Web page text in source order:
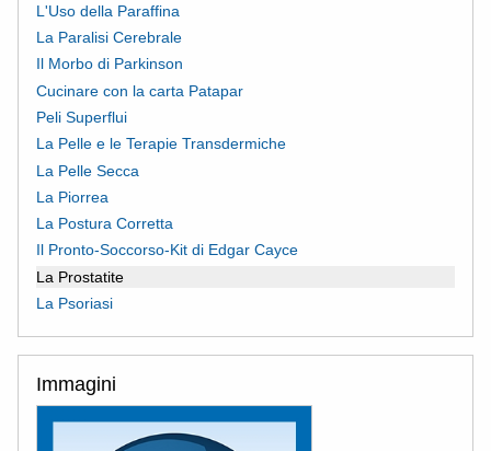
L'Uso della Paraffina
La Paralisi Cerebrale
Il Morbo di Parkinson
Cucinare con la carta Patapar
Peli Superflui
La Pelle e le Terapie Transdermiche
La Pelle Secca
La Piorrea
La Postura Corretta
Il Pronto-Soccorso-Kit di Edgar Cayce
La Prostatite
La Psoriasi
Immagini